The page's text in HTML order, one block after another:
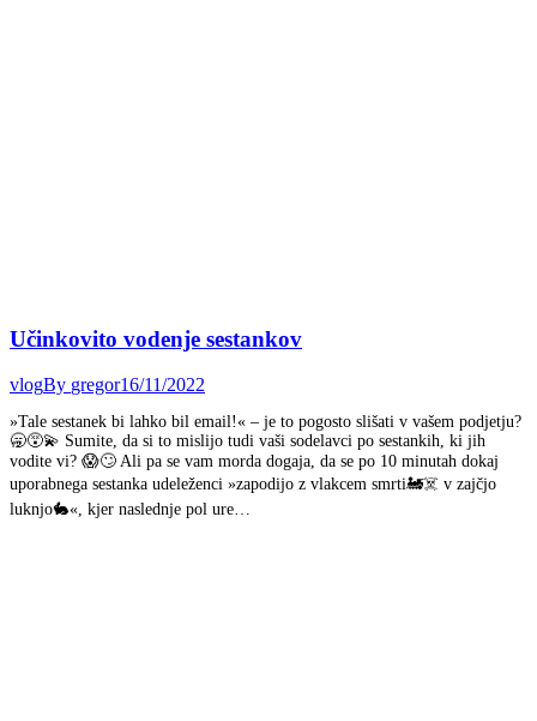
Učinkovito vodenje sestankov
vlogBy gregor16/11/2022
»Tale sestanek bi lahko bil email!« – je to pogosto slišati v vašem podjetju?
🥱😵‍💫 Sumite, da si to mislijo tudi vaši sodelavci po sestankih, ki jih
vodite vi? 😱🙄 Ali pa se vam morda dogaja, da se po 10 minutah dokaj
uporabnega sestanka udeleženci »zapodijo z vlakcem smrti🚂☠️ v zajčjo
luknjo🐇«, kjer naslednje pol ure…